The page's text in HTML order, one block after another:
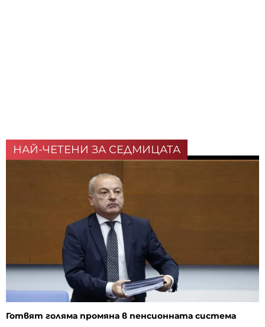
НАЙ-ЧЕТЕНИ ЗА СЕДМИЦАТА
Готвят голяма промяна в пенсионната система